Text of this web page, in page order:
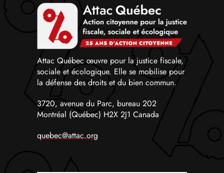
Attac Québec œuvre pour la justice fiscale,
sociale et écologique. Elle se mobilise pour
la défense des droits et du bien commun.
3720, avenue du Parc, bureau 202
Montréal (Québec) H2X 2J1 Canada
quebec@attac.org